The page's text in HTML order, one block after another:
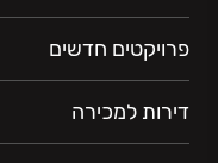
פרויקטים חדשים
דירות למכירה